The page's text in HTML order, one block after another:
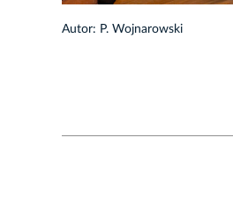
Autor: P. Wojnarowski